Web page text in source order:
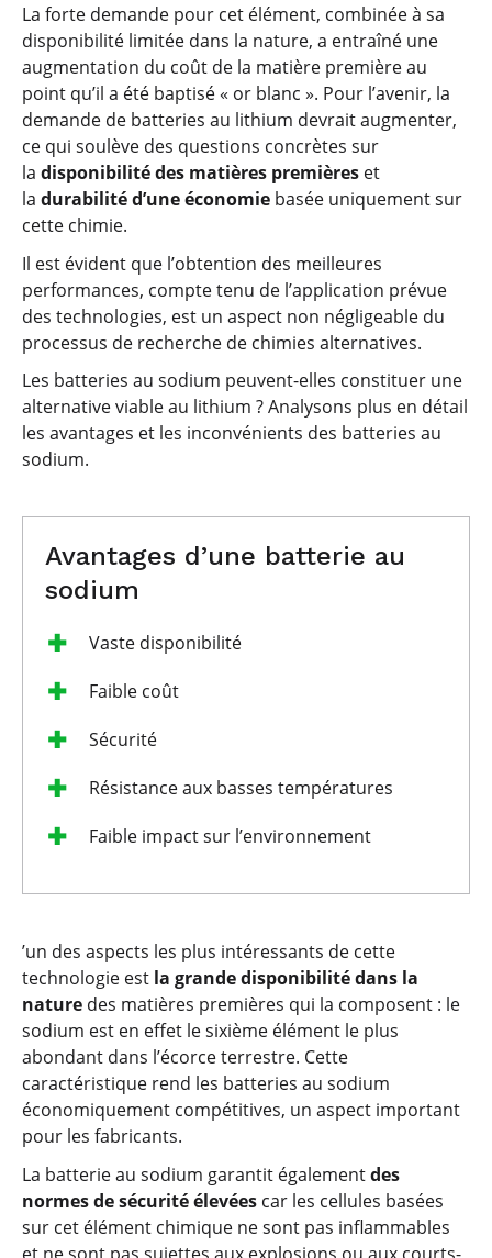
La forte demande pour cet élément, combinée à sa
disponibilité limitée dans la nature, a entraîné une
augmentation du coût de la matière première au
point qu’il a été baptisé « or blanc ». Pour l’avenir, la
demande de batteries au lithium devrait augmenter,
ce qui soulève des questions concrètes sur
la disponibilité des matières premières et
la durabilité d’une économie basée uniquement sur
cette chimie.
Il est évident que l’obtention des meilleures
performances, compte tenu de l’application prévue
des technologies, est un aspect non négligeable du
processus de recherche de chimies alternatives.
Les batteries au sodium peuvent-elles constituer une
alternative viable au lithium ? Analysons plus en détail
les avantages et les inconvénients des batteries au
sodium.
Avantages d’une batterie au
sodium
Vaste disponibilité
Faible coût
Sécurité
Résistance aux basses températures
Faible impact sur l’environnement
’un des aspects les plus intéressants de cette
technologie est la grande disponibilité dans la
nature des matières premières qui la composent : le
sodium est en effet le sixième élément le plus
abondant dans l’écorce terrestre. Cette
caractéristique rend les batteries au sodium
économiquement compétitives, un aspect important
pour les fabricants.
La batterie au sodium garantit égalementdes
normes de sécurité élevées car les cellules basées
sur cet élément chimique ne sont pas inflammables